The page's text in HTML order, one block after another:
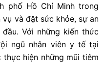
phố Hồ Chí Minh trong
và đặt sức khỏe, sự an
Với những kiến thức
ngũ nhân viên y tế tại
thực hiện những mũi tiêm